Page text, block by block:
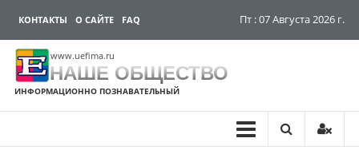
КОНТАКТЫ О САЙТЕ FAQ Пт : 07 Августа 2026 г.
www.uefima.ru
НАШЕ ОБЩЕСТВО
ИНФОРМАЦИОННО ПОЗНАВАТЕЛЬНЫЙ